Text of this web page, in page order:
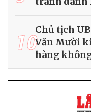
10Chủ tịch
Văn Mười
hàng